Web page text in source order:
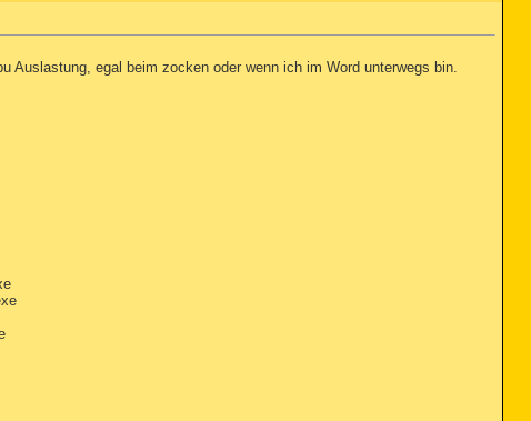
Auslastung, egal beim zocken oder wenn ich im Word unterwegs bin.